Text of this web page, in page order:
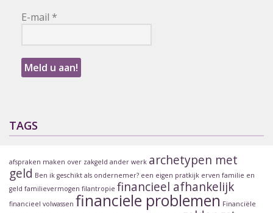
E-mail *
TAGS
afspraken maken over zakgeld ander werk archetypen met
geld Ben ik geschikt als ondernemer? een eigen pratkijk erven familie en
geld familievermogen filantropie financieel afhankelijk
financieel volwassen financiele problemen Financiële